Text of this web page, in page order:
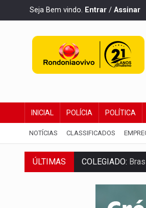
Seja Bem vindo. Entrar / Assinar
INICIAL POLÍCIA POLÍTICA
NOTÍCIAS CLASSIFICADOS
ÚLTIMAS COLEGIADO:
URGENTE:
ENCONTRO: